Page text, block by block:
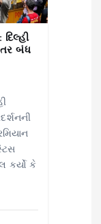
બંધ
કર્યો કે